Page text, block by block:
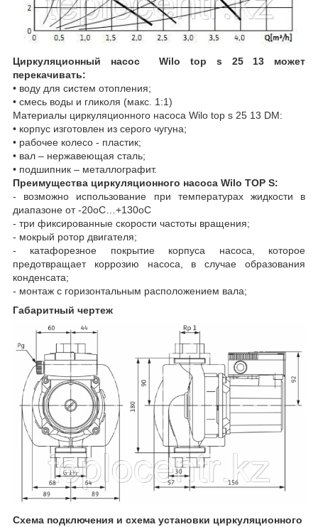
Циркуляционный насос Wilo top s 25 13 может
перекачивать:
• воду для систем отопления;
• смесь воды и гликоля (макс. 1:1)
Материалы циркуляционного насоса Wilo top s 25 13 DM:
• корпус изготовлен из серого чугуна;
• рабочее колесо - пластик;
• вал – нержавеющая сталь;
• подшипник – металлографит.
Преимущества циркуляционного насоса Wilo TOP S:
- возможно использование при температурах жидкости в
диапазоне от -20оС…+130оС
- три фиксированные скорости частоты вращения;
- мокрый ротор двигателя;
- катафорезное покрытие корпуса насоса, которое
предотвращает коррозию насоса, в случае образования
конденсата;
- монтаж с горизонтальным расположением вала;
Габаритный чертеж
Схема подключения и схема установки циркуляционного